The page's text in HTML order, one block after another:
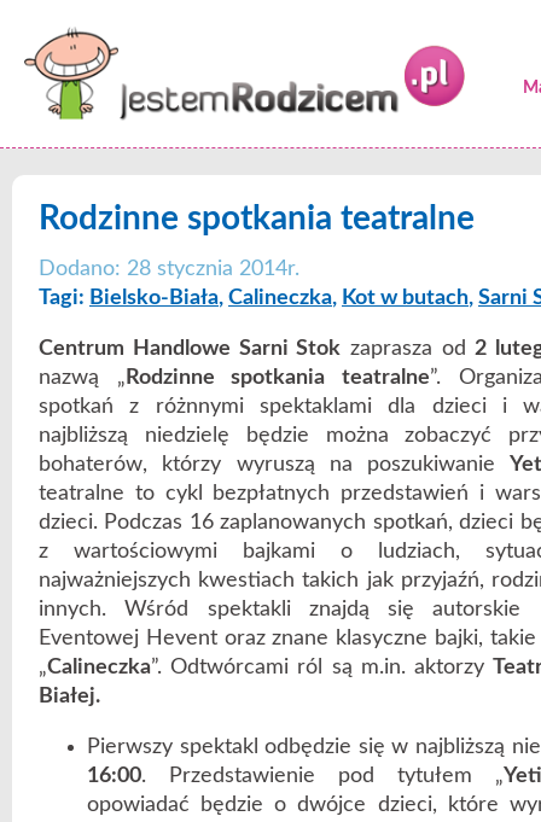
Rodzinne spotkania teatralne
Dodano: 28 stycznia 2014r.
Tagi: Bielsko-Biała, Calineczka, Kot w butach, Sarni
Centrum Handlowe Sarni Stok zaprasza od 2
nazwą „ Rodzinne spotkania teatralne”.
spotkań z różnnymi spektaklami dla dzieci i
najbliższą niedzielę będzie można zobaczyć
bohaterów, którzy wyruszą na poszukiwanie
teatralne to cykl bezpłatnych przedstawień i
dzieci. Podczas 16 zaplanowanych spotkań, dzieci
z wartościowymi bajkami o ludziach,
najważniejszych kwestiach takich jak przyjaźń,
innych. Wśród spektakli znajdą się autorskie
Eventowej Hevent oraz znane klasyczne bajki, takie
„Calineczka”. Odtwórcami ról są m.in. aktorzy
Białej.
Pierwszy spektakl odbędzie się w najbliższą
16:00. Przedstawienie pod tytułem „
opowiadać będzie o dwójce dzieci, które